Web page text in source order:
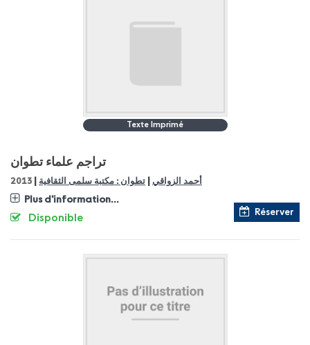
Texte Imprimé
تراجم علماء تطوان
أحمد الزواقي تطوان : مكتبة سلمى الثقافية 2013
Plus d'information...
Réserver
Disponible